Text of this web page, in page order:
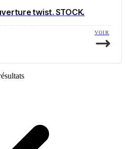
twist. STOCK.
VOIR